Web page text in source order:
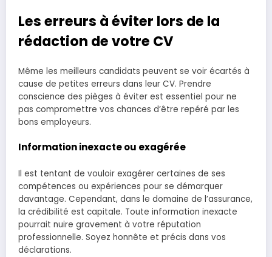
Les erreurs à éviter lors de la
rédaction de votre CV
Même les meilleurs candidats peuvent se voir écartés à
cause de petites erreurs dans leur CV. Prendre
conscience des pièges à éviter est essentiel pour ne
pas compromettre vos chances d’être repéré par les
bons employeurs.
Information inexacte ou exagérée
Il est tentant de vouloir exagérer certaines de ses
compétences ou expériences pour se démarquer
davantage. Cependant, dans le domaine de l’assurance,
la crédibilité est capitale. Toute information inexacte
pourrait nuire gravement à votre réputation
professionnelle. Soyez honnête et précis dans vos
déclarations.